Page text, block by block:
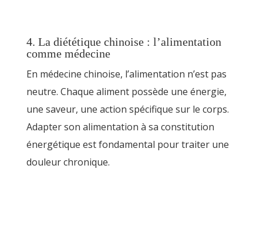
4. La diététique chinoise : l’alimentation
comme médecine
En médecine chinoise, l’alimentation n’est pas
neutre. Chaque aliment possède une énergie,
une saveur, une action spécifique sur le corps.
Adapter son alimentation à sa constitution
énergétique est fondamental pour traiter une
douleur chronique.